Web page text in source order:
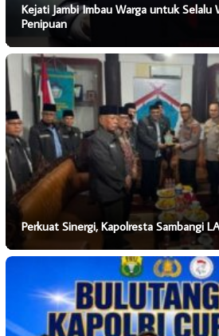
Kejati Jambi Imbau Warga untuk Selalu
Penipuan
Perkuat Sinergi, Kapolresta Sambangi